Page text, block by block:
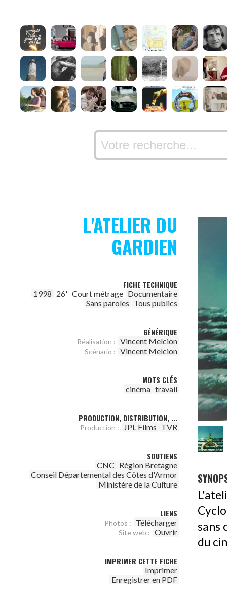
L'ATELIER DU
GARDIEN
FICHE TECHNIQUE
1998 26' Court métrage Documentaire
Sans paroles Tous publics
GÉNÉRIQUE
Réalisation : Vincent Melcion
Scénario : Vincent Melcion
MOTS CLÉS
cinéma travail
PRODUCTION, DISTRIBUTION, ...
Production : JPL Films TVR
SOUTIENS
CNC Région Bretagne
Conseil Départemental des Côtes d'Armor
Ministère de la Culture
LIENS
Photos : Télécharger
Site web : Ouvrir
IMPRIMER CETTE FICHE
Imprimer
Enregistrer en PDF
sans
du